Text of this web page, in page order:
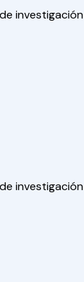
investigación
investigación